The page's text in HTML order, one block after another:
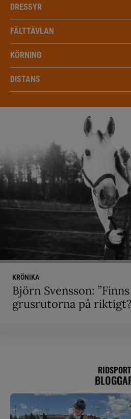
DRESSYR
FÄLTTÄVLAN
KÖRNING
DISTANS
KRÖNIKA
Björn Svensson:
grusrutorna på
RIDSPORT